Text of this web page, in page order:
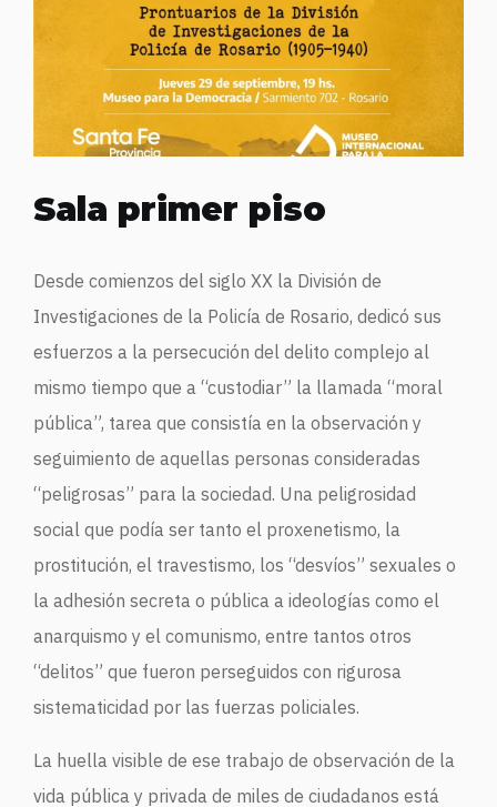
Sala primer piso
Desde comienzos del siglo XX la División de
Investigaciones de la Policía de Rosario, dedicó sus
esfuerzos a la persecución del delito complejo al
mismo tiempo que a “custodiar” la llamada “moral
pública”, tarea que consistía en la observación y
seguimiento de aquellas personas consideradas
“peligrosas” para la sociedad. Una peligrosidad
social que podía ser tanto el proxenetismo, la
prostitución, el travestismo, los “desvíos” sexuales o
la adhesión secreta o pública a ideologías como el
anarquismo y el comunismo, entre tantos otros
“delitos” que fueron perseguidos con rigurosa
sistematicidad por las fuerzas policiales.
La huella visible de ese trabajo de observación de la
vida pública y privada de miles de ciudadanos está